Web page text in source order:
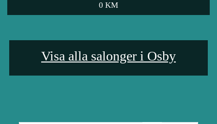
0 KM
Visa alla salonger i Osby